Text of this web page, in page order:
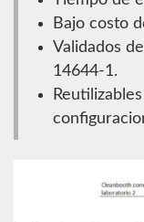
Bajo costo
Validados
14644-1.